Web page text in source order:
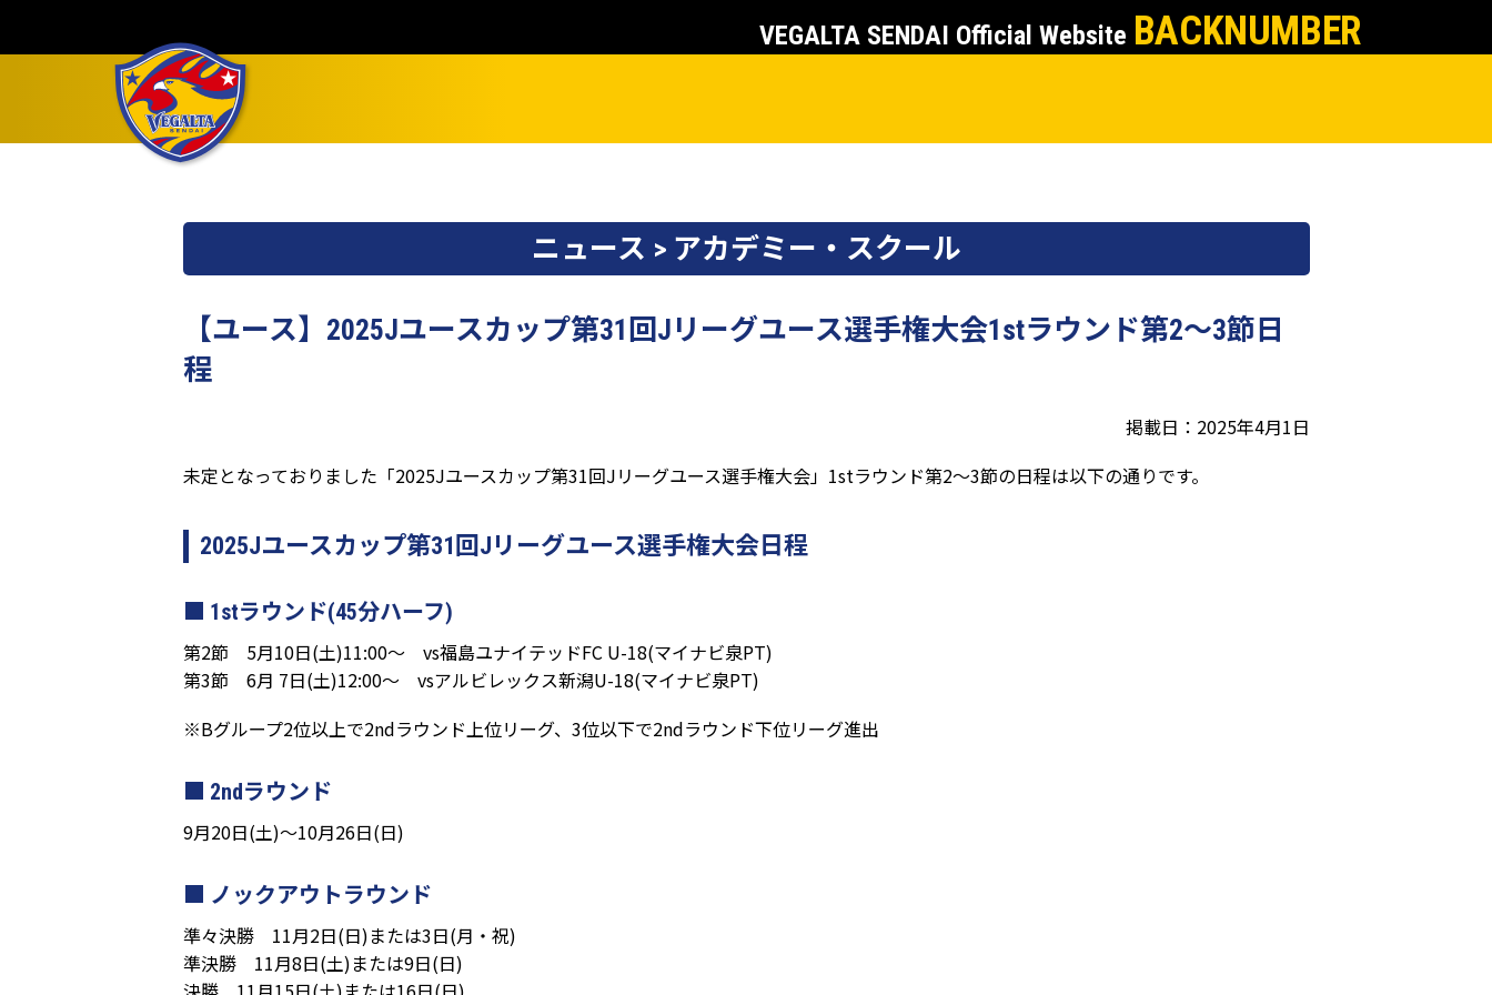
VEGALTA SENDAI Official Website BACKNUMBER
ニュース > アカデミー・スクール
【ユース】2025Jユースカップ第31回Jリーグユース選手権大会1stラウンド第2～3節日
程
掲載日：2025年4月1日
未定となっておりました「2025Jユースカップ第31回Jリーグユース選手権大会」1stラウンド第2～3節の日程は以下の通りです。
2025Jユースカップ第31回Jリーグユース選手権大会日程
1stラウンド(45分ハーフ)
第2節 5月10日(土)11:00～ vs福島ユナイテッドFC U-18(マイナビ泉PT)
第3節 6月 7日(土)12:00～ vsアルビレックス新潟U-18(マイナビ泉PT)
※Bグループ2位以上で2ndラウンド上位リーグ、3位以下で2ndラウンド下位リーグ進出
2ndラウンド
9月20日(土)～10月26日(日)
ノックアウトラウンド
準々決勝 11月2日(日)または3日(月・祝)
準決勝 11月8日(土)または9日(日)